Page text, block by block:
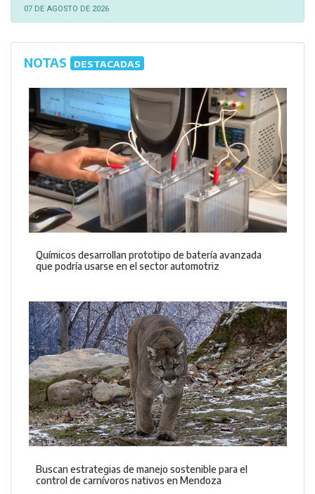
07 DE AGOSTO DE 2026
NOTAS DESTACADAS
Químicos desarrollan prototipo de batería avanzada
que podría usarse en el sector automotriz
Buscan estrategias de manejo sostenible para el
control de carnívoros nativos en Mendoza